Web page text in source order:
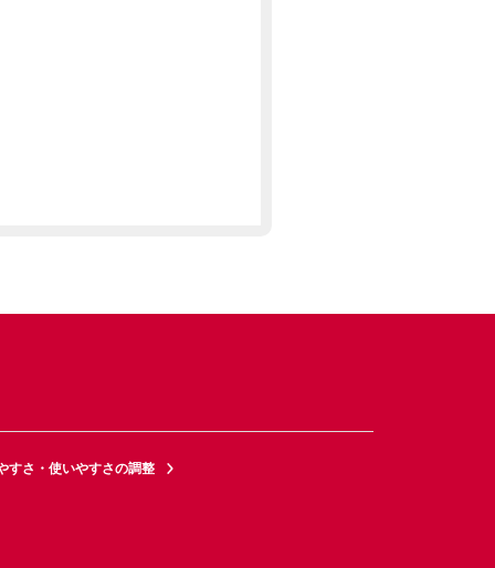
すさ・使いやすさの調整